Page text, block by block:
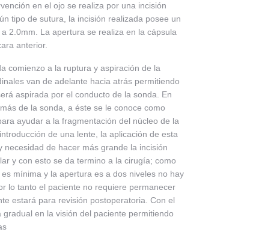
en el ojo se realiza por una incisión
tipo de sutura, la incisión realizada posee un
2.0mm. La apertura se realiza en la cápsula
anterior.
comienzo a la ruptura y aspiración de la
van de adelante hacia atrás permitiendo
aspirada por el conducto de la sonda. En
de la sonda, a éste se le conoce como
ayudar a la fragmentación del núcleo de la
de una lente, la aplicación de esta
de hacer más grande la incisión
y con esto se da termino a la cirugía; como
mínima y la apertura es a dos niveles no hay
lo tanto el paciente no requiere permanecer
estará para revisión postoperatoria. Con el
en la visión del paciente permitiendo